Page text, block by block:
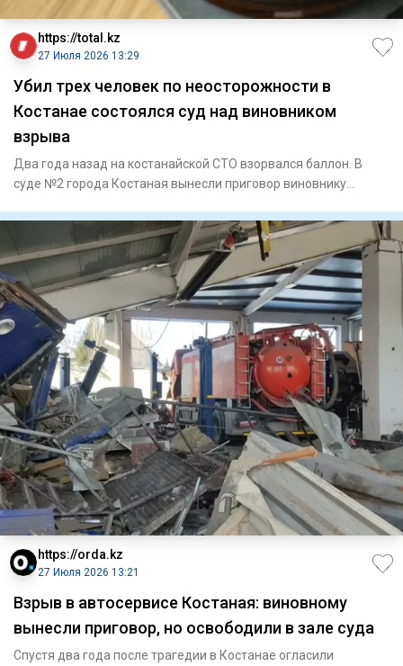
https://total.kz
27 Июля 2026 13:29
Убил трех человек по неосторожности в
Костанае состоялся суд над виновником
взрыва
Два года назад на костанайской СТО взорвался баллон. В
суде №2 города Костаная вынесли приговор виновнику
https://orda.kz
27 Июля 2026 13:21
Взрыв в автосервисе Костаная: виновному
вынесли приговор, но освободили в зале суда
Спустя два года после трагедии в Костанае огласили